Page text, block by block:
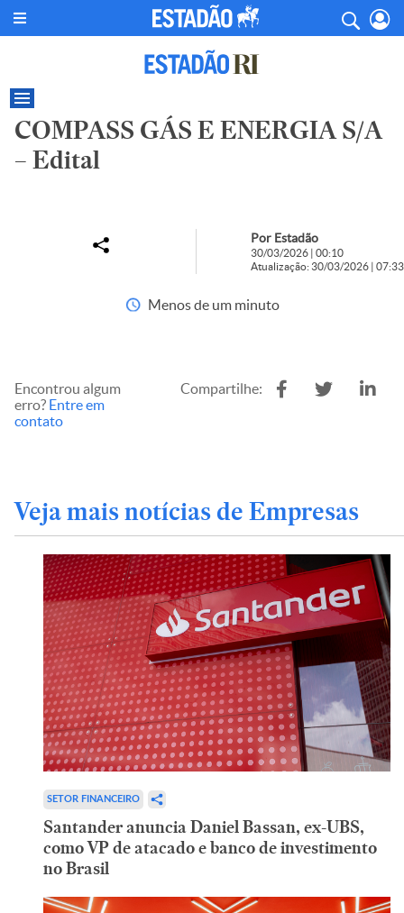
COMPASS GÁS E ENERGIA S/A
– Edital
Por Estadão
30/03/2026 | 00:10
Atualização: 30/03/2026 | 07:33
Menos de um minuto
Encontrou algum
erro? Entre em
contato
Compartilhe:
Veja mais notícias de Empresas
SETOR FINANCEIRO
Santander anuncia Daniel Bassan, ex-UBS,
como VP de atacado e banco de investimento
no Brasil